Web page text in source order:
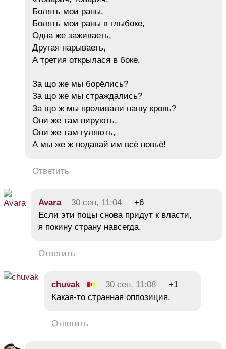
Болять мои раны,
Болять мои раны в глыбоке,
Одна же заживаеть,
Другая нарываеть,
А третия открылася в боке.
За що же мы борёлись?
За що же мы страждались?
За що ж мы проливали нашу кровь?
Они же там пирують,
Они же там гуляють,
А мы же ж подавай им всё новьё!
Ответить
Avara 30 сен, 11:04
+6
Если эти поцы снова придут к власти,
я покину страну навсегда.
Ответить
chuvak 30 сен, 11:08
+1
Какая-то странная оппозиция.
Ответить